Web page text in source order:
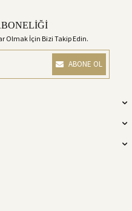
Olmak İçin Bizi Takip Edin.
ABONE OL